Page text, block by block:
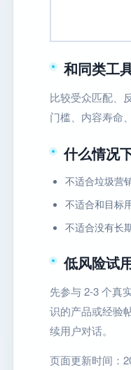
和同类工
比较受众匹配、
门槛、内容寿命
什么情况
不适合垃圾营
不适合和目标
不适合没有长
低风险试
先参与 2-3 个真
识的产品或经验
续用户对话。
页面更新时间：